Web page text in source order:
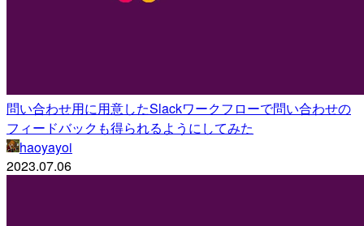
問い合わせ用に用意したSlackワークフローで問い合わせの
フィードバックも得られるようにしてみた
haoyayoi
2023.07.06